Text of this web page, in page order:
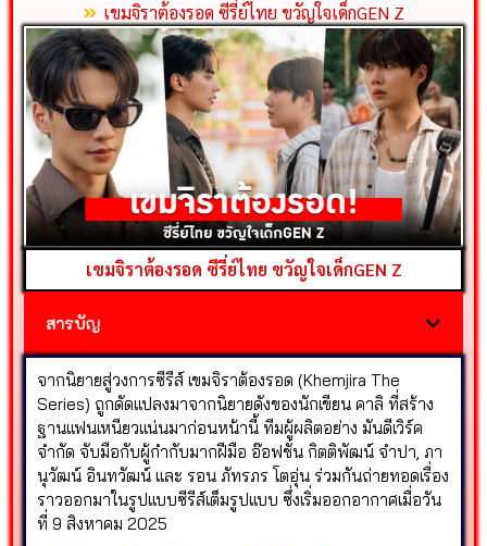
เขมจิราต้องรอด ซีรี่ย์ไทย ขวัญใจเด็กGEN Z
เขมจิราต้องรอด ซีรี่ย์ไทย ขวัญใจเด็กGEN Z
สารบัญ
จากนิยายสู่วงการซีรีส์ เขมจิราต้องรอด (Khemjira The
Series) ถูกดัดแปลงมาจากนิยายดังของนักเขียน คาลิ ที่สร้าง
ฐานแฟนเหนียวแน่นมาก่อนหน้านี้ ทีมผู้ผลิตอย่าง มันดีเวิร์ค
จำกัด จับมือกับผู้กำกับมากฝีมือ อ๊อฟชั่น กิตติพัฒน์ จำปา, ภา
นุวัฒน์ อินทวัฒน์ และ รอน ภัทรภร โตอุ่น ร่วมกันถ่ายทอดเรื่อง
ราวออกมาในรูปแบบซีรีส์เต็มรูปแบบ ซึ่งเริ่มออกอากาศเมื่อวัน
ที่ 9 สิงหาคม 2025